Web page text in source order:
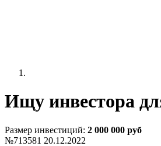
Ищу инвестора
Размер инвестиций: 2 000 000 руб
№713581 20.12.2022